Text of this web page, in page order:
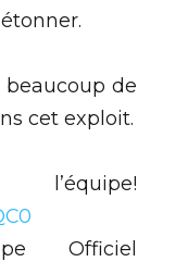
de
cet exploit.
Officiel